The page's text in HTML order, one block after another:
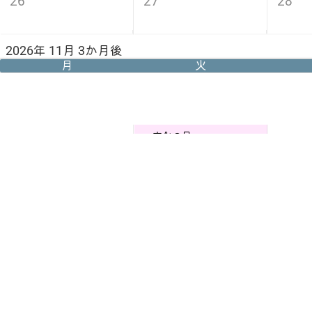
文化の日
2026年 11月 3か月後
月 火